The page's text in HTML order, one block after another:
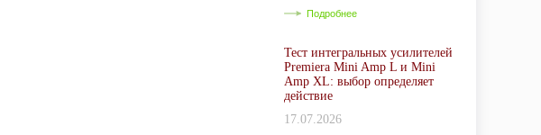
Подробнее
Тест интегральных усилителей
Premiera Mini Amp L и Mini
Amp XL: выбор определяет
действие
17.07.2026